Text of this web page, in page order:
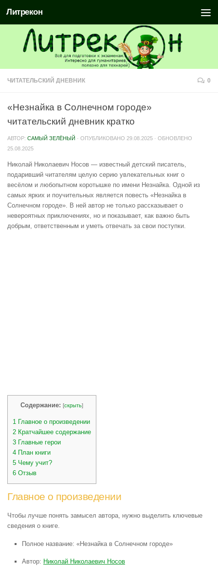
Литрекон
ЧИТАТЕЛЬСКИЙ ДНЕВНИК 0
«Незнайка в Солнечном городе»
читательский дневник кратко
АВТОР: САМЫЙ ЗЕЛЁНЫЙ · ОПУБЛИКОВАНО 29.08.2025 · ОБНОВЛЕНО
25.08.2025
Николай Николаевич Носов — известный детский писатель,
подаривший читателям целую серию увлекательных книг о
весёлом и любопытном коротышке по имени Незнайка. Одной из
самых ярких и поучительных является повесть «Незнайка в
Солнечном городе». В ней автор не только рассказывает о
невероятных приключениях, но и показывает, как важно быть
добрым, ответственным и уметь отвечать за свои поступки.
Содержание: [скрыть]
1
Главное о произведении
2 Кратчайшее содержание
3 Главные герои
4 План книги
5 Чему учит?
6 Отзыв
Главное о произведении
Чтобы лучше понять замысел автора, нужно выделить ключевые
сведения о книге.
Полное название: «Незнайка в Солнечном городе»
Автор: Николай Николаевич Носов